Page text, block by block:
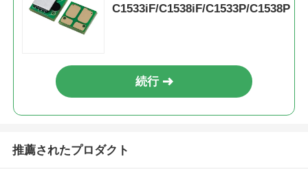
パントムチップ
C1533iF/C1538iF/C1533P/C1538P
続行
推薦されたプロダクト